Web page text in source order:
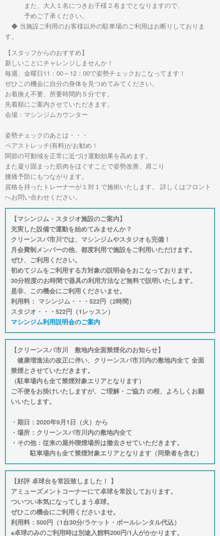
また、大人１名につきお子様２名までとなりますので、
予めご了承ください。
◆ 当施設ご利用のお客様以外の駐車場のご利用はお断りしておりま
す。
【スタッフからのおすすめ】
新しいことにチャレンジしませんか！
毎週、金曜日11：00～12：00で姿勢チェックおこなってます！
ぜひこの機会に自分の身体を見つめてみてください。
お着換え不要、所要時間約５分です。
先着順にご案内させていただきます。
会場：マシンジムカウンター
姿勢チェックのあとは・・・
ペアストレッチ(有料)がお勧め！
関節の可動域を正常に近づけ運動効果を高めます。
また凝り固まった筋肉をほぐすことで姿勢改善、肩こり
腰痛予防にもつながります。
資格を持ったトレーナーが１対１で施術いたします。 詳しくはフロント
へお問い合わせください。
【マシンジム・スタジオ施設のご案内】
充実した設備で運動を始めてみませんか？
クリーンスパ市川では、マシンジムやスタジオも完備！
月会費制メンバーの他、都度利用で施設をご利用いただけます。
ぜひ、ご利用ください。
初めてジムをご利用する方対象の説明会をおこなっております。
30分程度のお時間で器具の利用方法など無料で説明いたします。
是非、この機会にご利用くださいませ。
利用料： マシンジム・・・522円（2時間）
スタジオ・・・522円（1レッスン）
マシンジム利用説明会のご案内
【クリーンスパ市川 敷地内全面禁煙化のお知らせ】
健康増進法の改正に伴い、クリーンスパ市川内の敷地内全て 全面
禁煙とさせていただきます。
（駐車場内も全て禁煙対象エリアとなります）
ご不便をお掛けいたしますが、ご理解・ご協力 の程、よろしくお願
いいたします。
・期日：2020年9月1日（火）から
・場所：クリーンスパ市川内の敷地内全て
・その他：従来の屋外喫煙場所は撤去させていただきます。
駐車場内も全て禁煙対象エリアとなります（同乗者を含む）
【好評 卓球台を常設致しました！ 】
アミューズメントコーナーにて卓球を常設しております。
ついつい本気になってしまう卓球。
ぜひこの機会にご利用くださいませ。
利用料：500円（1台30分/ラケット・ボールレンタル代込）
※卓球のみのご利用時は別途入館料200円/1人がかかります。